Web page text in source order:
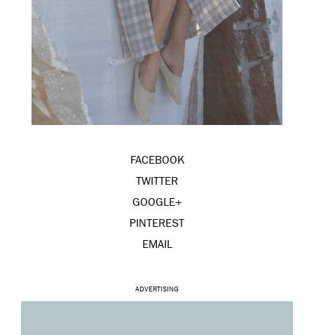
FACEBOOK
TWITTER
GOOGLE+
PINTEREST
EMAIL
ADVERTISING